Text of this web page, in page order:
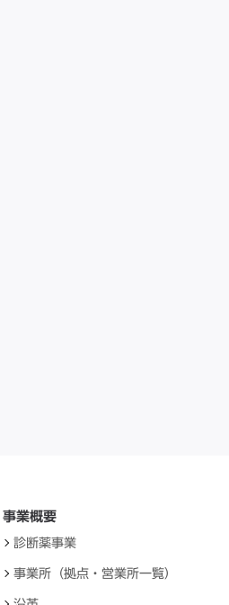
事業概要
診断薬事業
事業所（拠点・営業所一覧）